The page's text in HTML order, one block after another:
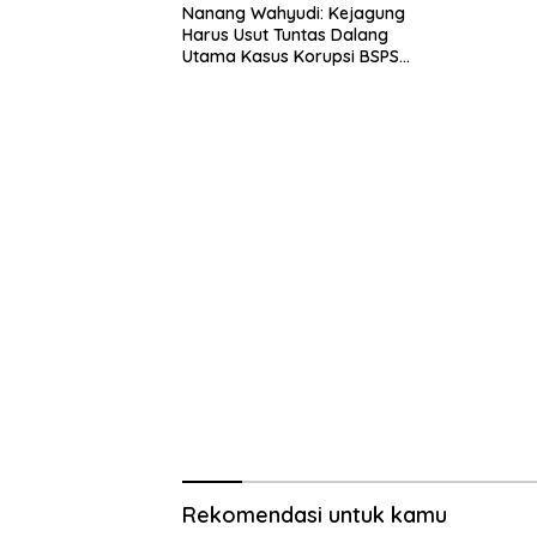
Nanang Wahyudi: Kejagung
Harus Usut Tuntas Dalang
Utama Kasus Korupsi BSPS
Rekomendasi untuk kamu